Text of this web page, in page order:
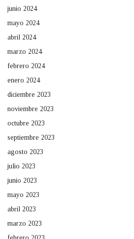
junio 2024
mayo 2024
abril 2024
marzo 2024
febrero 2024
enero 2024
diciembre 2023
noviembre 2023
octubre 2023
septiembre 2023
agosto 2023
julio 2023
junio 2023
mayo 2023
abril 2023
marzo 2023